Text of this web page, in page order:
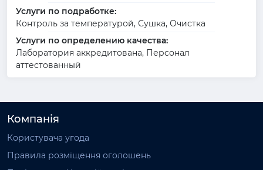
Услуги по подработке:
Контроль за температурой, Сушка, Очистка
Услуги по определению качества:
Лаборатория аккредитована, Персонал
аттестованный
Компанія
Користувача угода
Правила розміщення оголошень